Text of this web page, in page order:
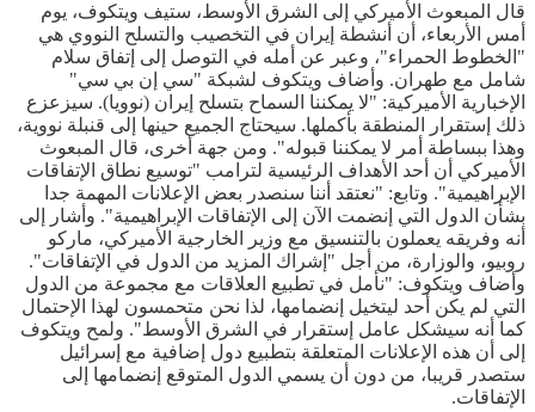
قال المبعوث الأميركي إلى الشرق الأوسط، ستيف ويتكوف، يوم
أمس الأربعاء، أن أنشطة إيران في التخصيب والتسلح النووي هي
"الخطوط الحمراء"، وعبر عن أمله في التوصل إلى إتفاق سلام
شامل مع طهران. وأضاف ويتكوف لشبكة "سي إن بي سي"
الإخبارية الأميركية: "لا يمكننا السماح بتسلح إيران (نوويا). سيزعزع
ذلك إستقرار المنطقة بأكملها. سيحتاج الجميع حينها إلى قنبلة نووية،
وهذا ببساطة أمر لا يمكننا قبوله". ومن جهة أخرى، قال المبعوث
الأميركي أن أحد الأهداف الرئيسية لترامب "توسيع نطاق الإتفاقات
الإبراهيمية". وتابع: "نعتقد أننا سنصدر بعض الإعلانات المهمة جدا
بشأن الدول التي إنضمت الآن إلى الإتفاقات الإبراهيمية". وأشار إلى
أنه وفريقه يعملون بالتنسيق مع وزير الخارجية الأميركي، ماركو
روبيو، والوزارة، من أجل "إشراك المزيد من الدول في الإتفاقات".
وأضاف ويتكوف: "نأمل في تطبيع العلاقات مع مجموعة من الدول
التي لم يكن أحد ليتخيل إنضمامها، لذا نحن متحمسون لهذا الإحتمال
كما أنه سيشكل عامل إستقرار في الشرق الأوسط". ولمح ويتكوف
إلى أن هذه الإعلانات المتعلقة بتطبيع دول إضافية مع إسرائيل
ستصدر قريبا، من دون أن يسمي الدول المتوقع إنضمامها إلى
الإتفاقات.